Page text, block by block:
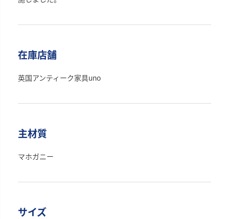
在庫店舗
英国アンティーク家具uno
主材質
マホガニー
サイズ